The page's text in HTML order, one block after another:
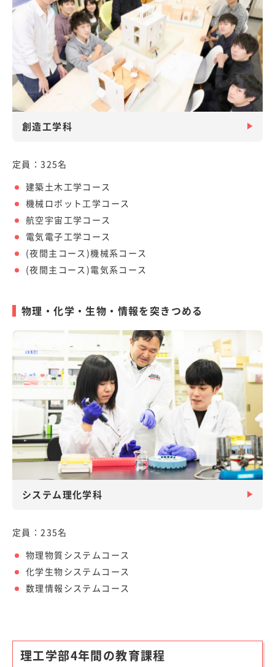
創造工学科
定員：325名
建築土木工学コース
機械ロボット工学コース
航空宇宙工学コース
電気電子工学コース
(夜間主コース)機械系コース
(夜間主コース)電気系コース
物理・化学・生物・情報を突きつめる
システム理化学科
定員：235名
物理物質システムコース
化学生物システムコース
数理情報システムコース
理工学部4年間の教育課程